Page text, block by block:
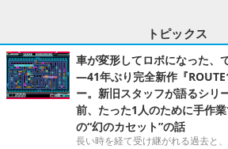
トピックス
車が変形してロボになった、
―41年ぶり完全新作『
ー。新旧スタッフが語るシリ
前、たった1人のために手作
の“幻のカセット”の話
長い時を経て受け継がれる過去と